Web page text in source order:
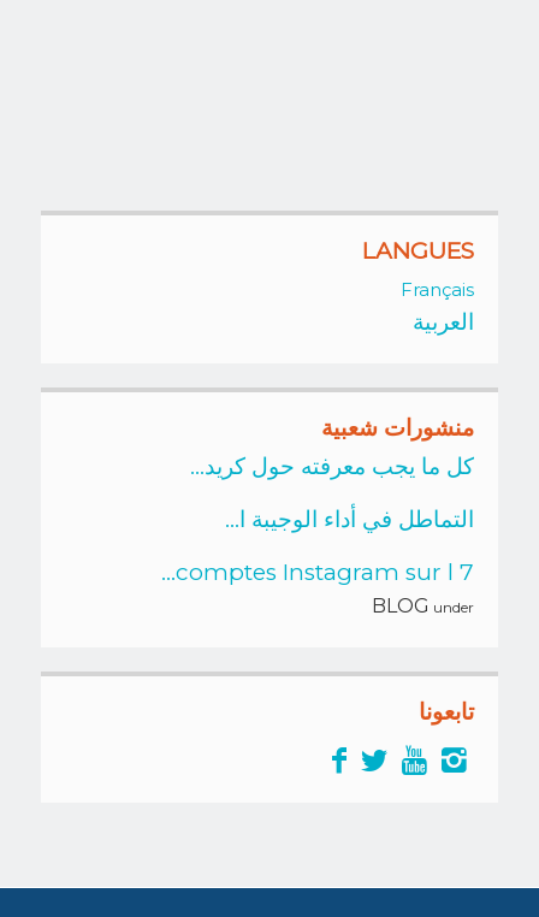
LANGUES
Français
العربية
منشورات شعبية
كل ما يجب معرفته حول كريد...
التماطل في أداء الوجيبة ا...
7 comptes Instagram sur l...
under
BLOG
تابعونا